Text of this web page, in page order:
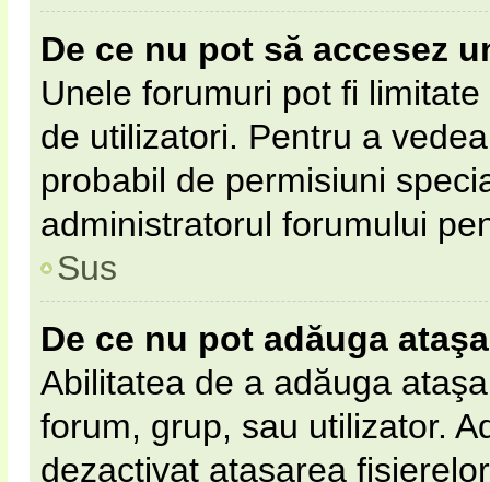
De ce nu pot să accesez
Unele forumuri pot fi
de utilizatori. Pentru a
probabil de permisiuni
administratorul forumului
Sus
De ce nu pot adăuga
Abilitatea de a adăuga
forum, grup, sau utilizator.
dezactivat ataşarea